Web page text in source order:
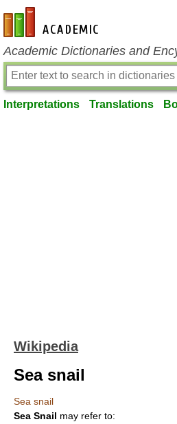
en-academic.com
Academic Dictionaries and
Interpretations Translations
Wikipedia
Sea snail
Sea snail
Sea Snail may refer to: